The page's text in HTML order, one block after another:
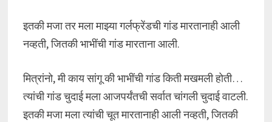
इतकी मजा तर मला माझ्या गर्लफ्रेंडची गांड मारतानाही आली
नव्हती, जितकी भाभींची गांड मारताना आली.
मित्रांनो, मी काय सांगू की भाभींची गांड किती मखमली होती…
त्यांची गांड चुदाई मला आजपर्यंतची सर्वात चांगली चुदाई वाटली.
इतकी मजा मला त्यांची चूत मारतानाही आली नव्हती, जितकी